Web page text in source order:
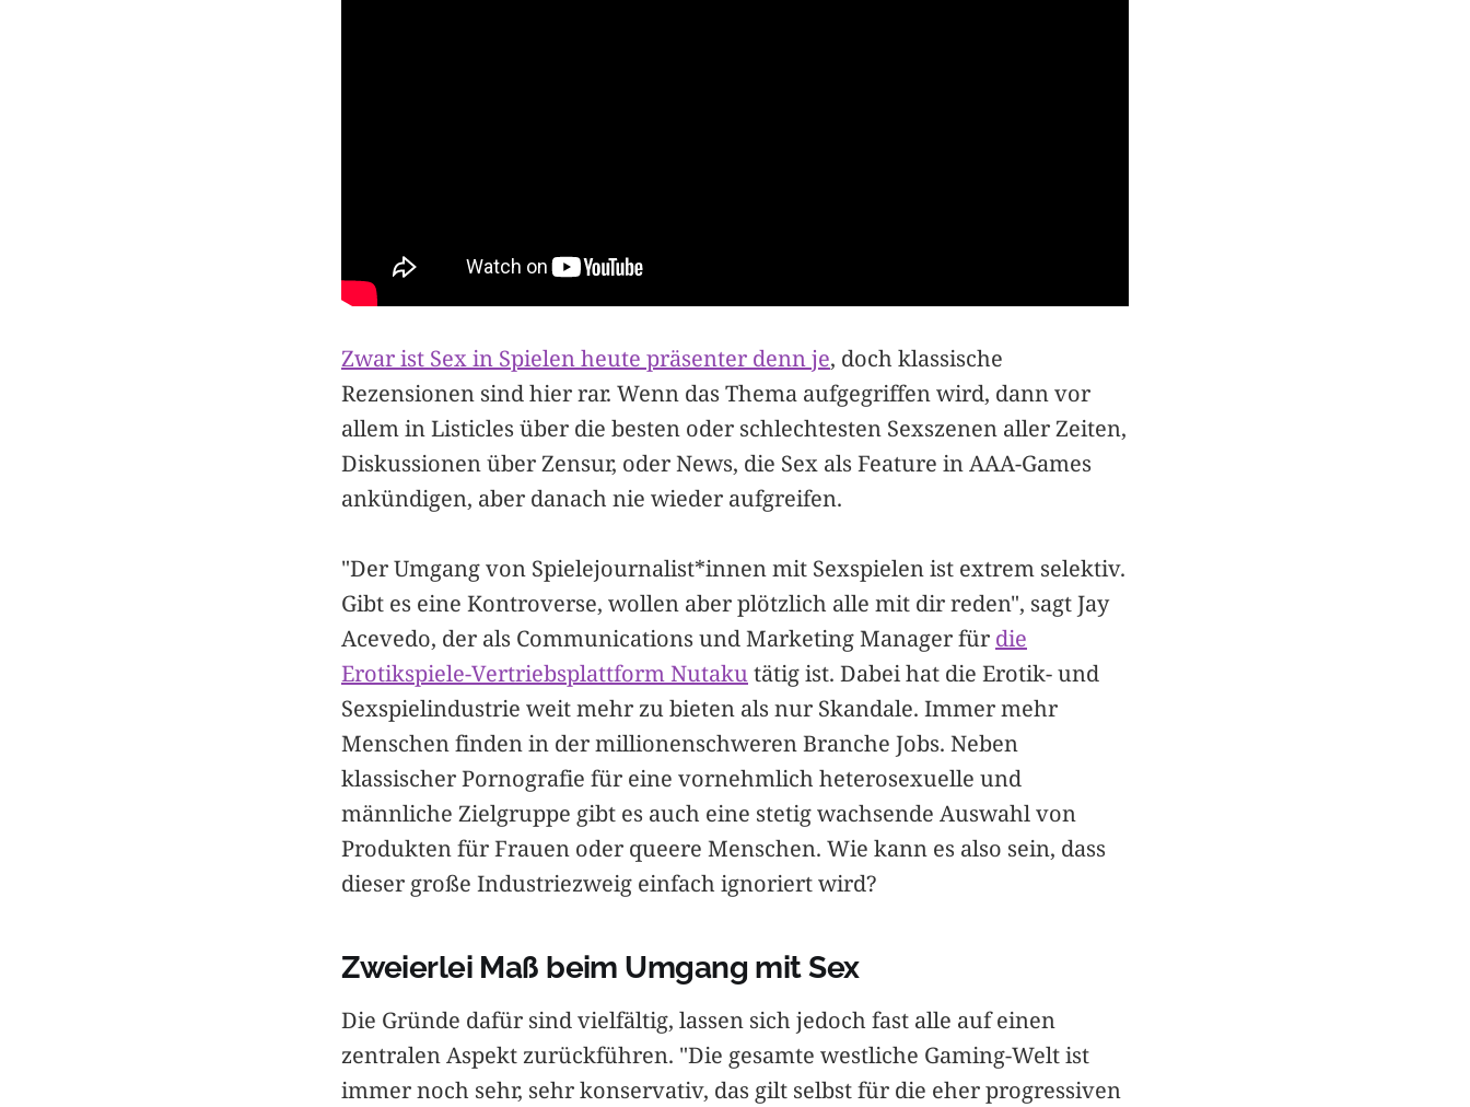
Zwar ist Sex in Spielen heute präsenter denn je, doch klassische
Rezensionen sind hier rar. Wenn das Thema aufgegriffen wird, dann vor
allem in Listicles über die besten oder schlechtesten Sexszenen aller Zeiten,
Diskussionen über Zensur, oder News, die Sex als Feature in AAA-Games
ankündigen, aber danach nie wieder aufgreifen.
"Der Umgang von Spielejournalist*innen mit Sexspielen ist extrem selektiv.
Gibt es eine Kontroverse, wollen aber plötzlich alle mit dir reden", sagt Jay
Acevedo, der als Communications und Marketing Manager für die
Erotikspiele-Vertriebsplattform Nutakutätig ist. Dabei hat die Erotik- und
Sexspielindustrie weit mehr zu bieten als nur Skandale. Immer mehr
Menschen finden in der millionenschweren Branche Jobs. Neben
klassischer Pornografie für eine vornehmlich heterosexuelle und
männliche Zielgruppe gibt es auch eine stetig wachsende Auswahl von
Produkten für Frauen oder queere Menschen. Wie kann es also sein, dass
dieser große Industriezweig einfach ignoriert wird?
Zweierlei Maß beim Umgang mit Sex
Die Gründe dafür sind vielfältig, lassen sich jedoch fast alle auf einen
zentralen Aspekt zurückführen. "Die gesamte westliche Gaming-Welt ist
immer noch sehr, sehr konservativ, das gilt selbst für die eher progressiven